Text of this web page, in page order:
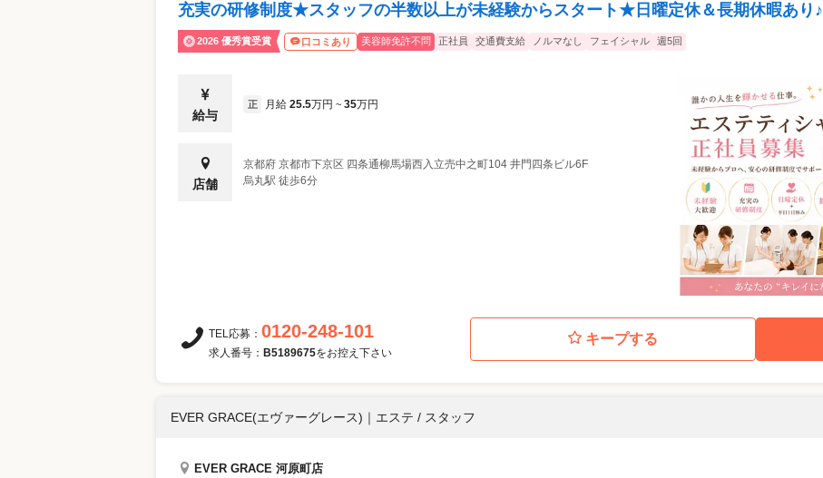
充実の研修制度★スタッフの半数以上が未経験からスタート★日曜定休＆長期休暇あり♪
2026 優秀賞受賞 口コミあり 美容師免許不問 正社員 交通費支給 ノルマなし フェイシャル 週5回
給与
正 月給 25.5万円 ~ 35万円
店舗
京都府 京都市下京区 四条通柳馬場西入立売中之町104 井門四条ビル6F
烏丸駅 徒歩6分
キープする
TEL応募： 0120-248-101
求人番号： B5189675をお控え下さい
EVER GRACE(エヴァーグレース) ｜ エステ / スタッフ
EVER GRACE 河原町店